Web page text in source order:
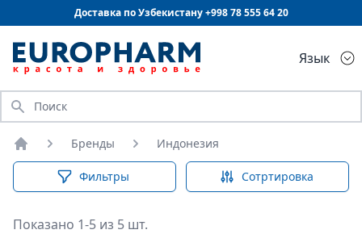
Доставка по Узбекистану +99878 555 64 20
Язык
Искать
Главная
Бренды Индонезия
Фильтры Сотртировка
Показано 1-5 из 5 шт.